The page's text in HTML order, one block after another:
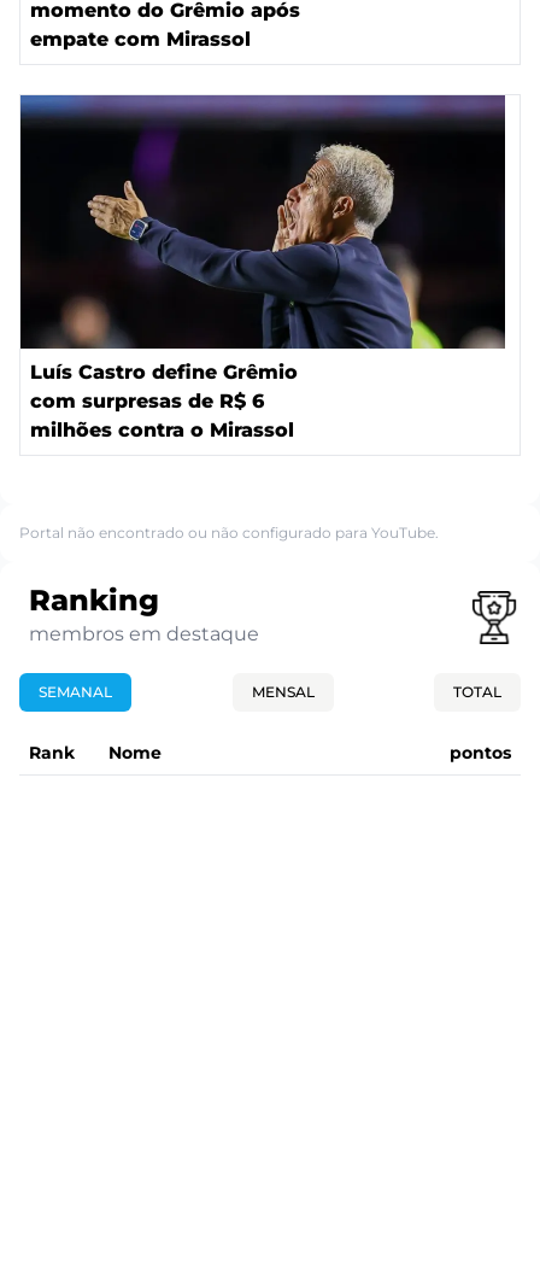
momento do Grêmio após
empate com Mirassol
Luís Castro define Grêmio
com surpresas de R$ 6
milhões contra o Mirassol
Portal não encontrado ou não configurado para YouTube.
Ranking
membros em destaque
SEMANAL MENSAL TOTAL
Rank Nome pontos